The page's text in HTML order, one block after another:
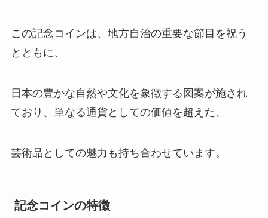
この記念コインは、地方自治の重要な節目を祝う
とともに、
日本の豊かな自然や文化を象徴する図案が施され
ており、単なる通貨としての価値を超えた、
芸術品としての魅力も持ち合わせています。
記念コインの特徴